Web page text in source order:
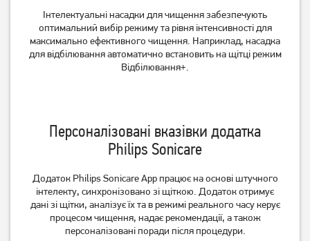
Інтелектуальні насадки для чищення забезпечують
оптимальний вибір режиму та рівня інтенсивності для
максимально ефективного чищення. Наприклад, насадка
для відбілювання автоматично встановить на щітці режим
Відбілювання+.
Персоналізовані вказівки додатка
Philips Sonicare
Додаток Philips Sonicare App працює на основі штучного
інтелекту, синхронізовано зі щіткою. Додаток отримує
дані зі щітки, аналізує їх та в режимі реального часу керує
процесом чищення, надає рекомендації, а також
персоналізовані поради після процедури.